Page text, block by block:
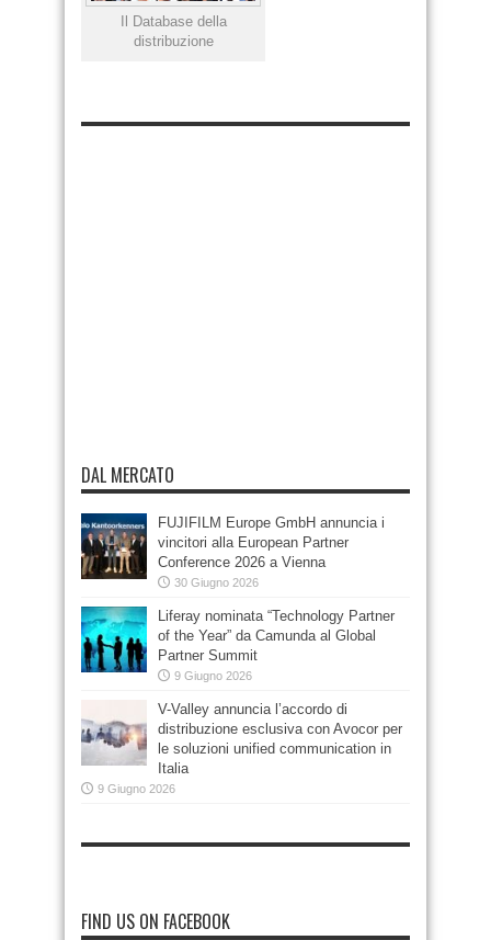
Il Database della
distribuzione
DAL MERCATO
FUJIFILM Europe GmbH annuncia i
vincitori alla European Partner
Conference 2026 a Vienna
30 Giugno 2026
Liferay nominata “Technology Partner
of the Year” da Camunda al Global
Partner Summit
9 Giugno 2026
V-Valley annuncia l’accordo di
distribuzione esclusiva con Avocor per
le soluzioni unified communication in
Italia
9 Giugno 2026
FIND US ON FACEBOOK